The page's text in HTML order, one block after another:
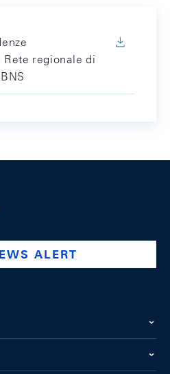
regionale di
company/swiss-national-
@swissnationalbank
ALERT